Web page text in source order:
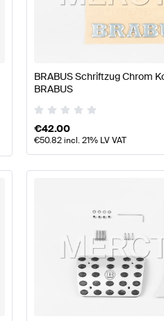
BRABUS Schriftzug Chrom
BRABUS
€42.00
€50.82incl. 21% LV VAT